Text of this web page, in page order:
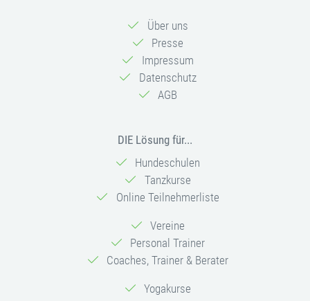
Über uns
Presse
Impressum
Datenschutz
AGB
DIE Lösung für...
Hundeschulen
Tanzkurse
Online Teilnehmerliste
Vereine
Personal Trainer
Coaches, Trainer & Berater
Yogakurse